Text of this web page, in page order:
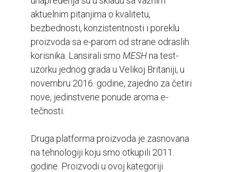
aktuelnim pitanjima o kvalitetu,
bezbednosti, konzistentnosti i poreklu
proizvoda sa e-parom od strane odraslih
korisnika. Lansirali smo MESHna test-
uzorku jednog grada u Velikoj Britaniji, u
novembru 2016. godine, zajedno za četiri
nove, jedinstvene ponude aroma e-
tečnosti.
Druga platforma proizvoda je zasnovana
na tehnologiji koju smo otkupili 2011.
godine. Proizvodi u ovoj kategoriji